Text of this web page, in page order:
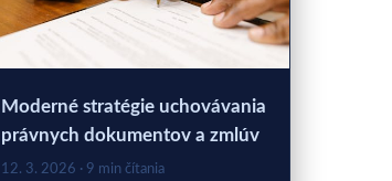
Moderné stratégie uchovávania
právnych dokumentov a zmlúv
12. 3. 2026 · 9 min čítania